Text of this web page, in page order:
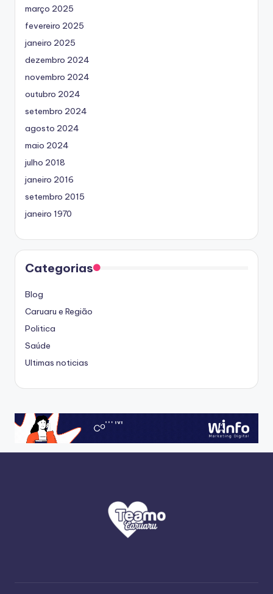
março 2025
fevereiro 2025
janeiro 2025
dezembro 2024
novembro 2024
outubro 2024
setembro 2024
agosto 2024
maio 2024
julho 2018
janeiro 2016
setembro 2015
janeiro 1970
Categorias
Blog
Caruaru e Região
Politica
Saúde
Ultimas noticias